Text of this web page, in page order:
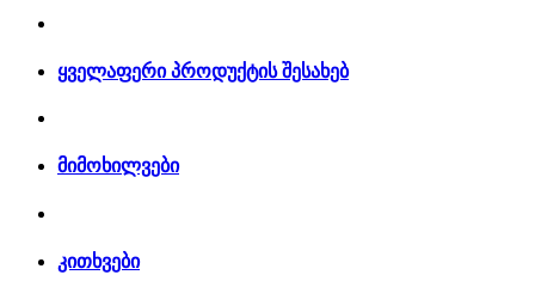
ყველაფერი პროდუქტის შესახებ
მიმოხილვები
კითხვები